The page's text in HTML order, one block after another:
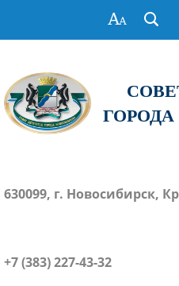
630099, г. Новосибирск,
+7 (383) 227-43-32